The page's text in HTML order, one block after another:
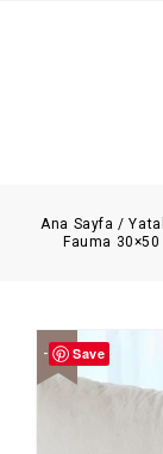
Ana Sayfa /
Fauma 30×50
-20%Save